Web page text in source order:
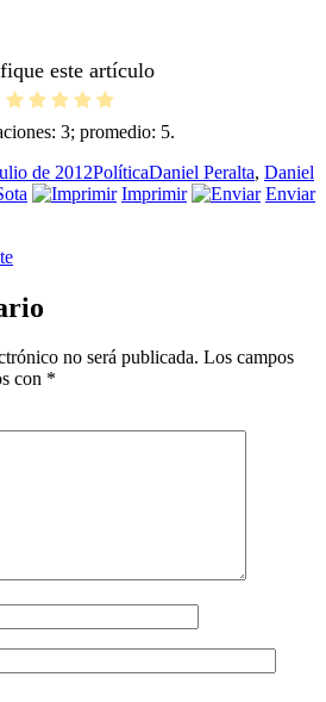
este artículo
3; promedio: 5.
de 2012Categorías
PolíticaEtiquetas
Daniel Peralta, Daniel
Imprimir Enviar
no será publicada. Los campos
con *